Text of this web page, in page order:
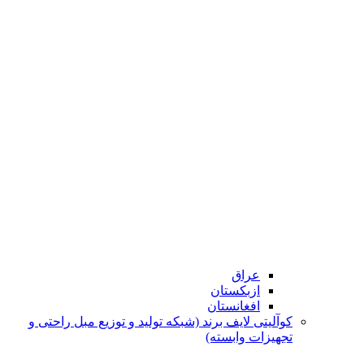
عراق
ازبکستان
افغانستان
کوآلیتی لایف برند (شبکه تولید و توزیع مبل راحتی و
تجهیزات وابسته)